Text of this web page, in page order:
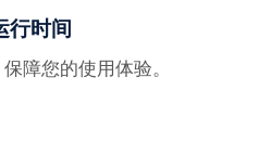
行时间
障您的使用体验。